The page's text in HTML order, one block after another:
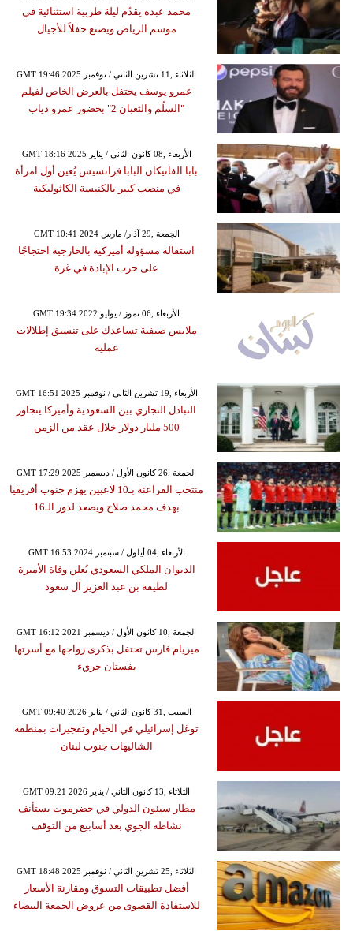
محمد عبده يقدّم ليلة طربية استثنائية في
موسم الرياض ويصنع حفلاً للأجيال
GMT 19:46 2025 الثلاثاء ,11 تشرين الثاني / نوفمبر
عمرو يوسف يحتفل بالعرض الخاص لفيلم
"السلّم والثعبان 2" بحضور عمرو دياب
GMT 18:16 2025 الأربعاء ,08 كانون الثاني / يناير
بابا الفاتيكان البابا فرانسيس يُعين أول امرأة
في منصب كبير بالكنيسة الكاثوليكية
GMT 10:41 2024 الجمعة ,29 آذار/ مارس
استقالة مسؤولة أميركية بالخارجية احتجاجًا
على حرب الإبادة في غزة
GMT 19:34 2022 الأربعاء ,06 تموز / يوليو
ملابس صيفية تساعدك على تنسيق إطلالات
عملية
GMT 16:51 2025 الأربعاء ,19 تشرين الثاني / نوفمبر
التبادل التجاري بين السعودية وأميركا يتجاوز
500 مليار دولار خلال عقد من الزمن
GMT 17:29 2025 الجمعة ,26 كانون الأول / ديسمبر
منتخب الفراعنة بـ10 لاعبين يهزم جنوب أفريقيا
بهدف محمد صلاح ويصعد لدور الـ16
GMT 16:53 2024 الأربعاء ,04 أيلول / سبتمبر
الديوان الملكي السعودي يُعلن وفاة الأميرة
لطيفة بن عبد العزيز آل سعود
GMT 16:12 2021 الجمعة ,10 كانون الأول / ديسمبر
ميريام فارس تحتفل بذكرى زواجها مع أسرتها
بفستان جريء
GMT 09:40 2026 السبت ,31 كانون الثاني / يناير
توغل إسرائيلي في الخيام وتفجيرات بمنطقة
الشاليهات جنوب لبنان
GMT 09:21 2026 الثلاثاء ,13 كانون الثاني / يناير
مطار سيئون الدولي في حضرموت يستأنف
نشاطه الجوي بعد أسابيع من التوقف
GMT 18:48 2025 الثلاثاء ,25 تشرين الثاني / نوفمبر
أفضل تطبيقات التسوق ومقارنة الأسعار
للاستفادة القصوى من عروض الجمعة البيضاء